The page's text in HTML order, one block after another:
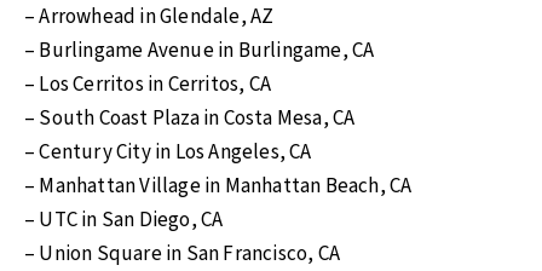
– Arrowhead in Glendale, AZ
– Burlingame Avenue in Burlingame, CA
– Los Cerritos in Cerritos, CA
– South Coast Plaza in Costa Mesa, CA
– Century City in Los Angeles, CA
– Manhattan Village in Manhattan Beach, CA
– UTC in San Diego, CA
– Union Square in San Francisco, CA